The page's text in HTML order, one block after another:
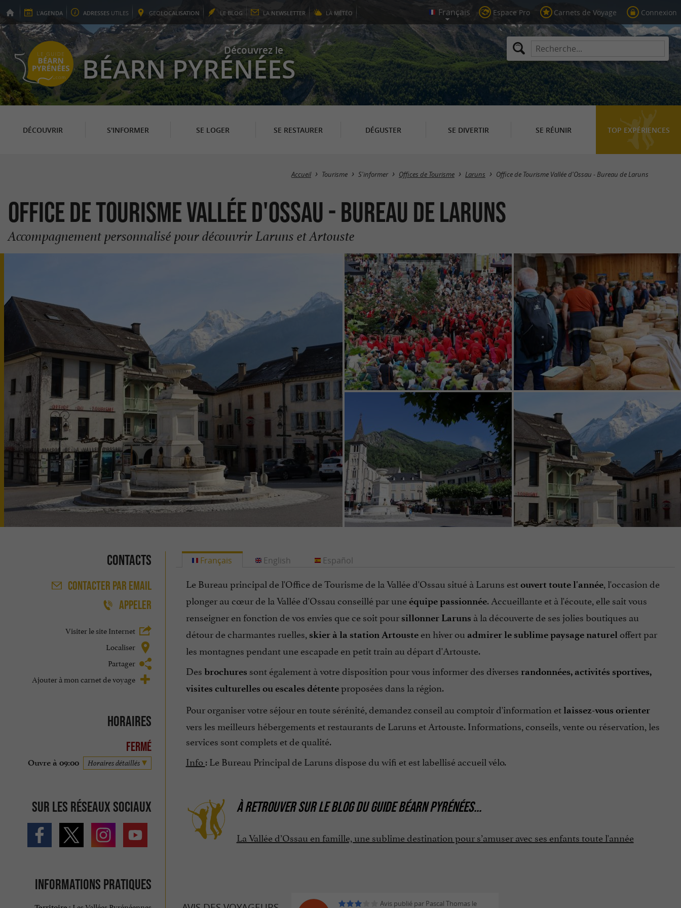
L'AGENDA ADRESSES UTILES GEOLOCALISATION LE BLOG LA NEWSLETTER LA MÉTÉO Espace Pro Carnets de Voyage Connexion
Découvrez le
BÉARN PYRÉNÉES
DÉCOUVRIR S'INFORMER SE LOGER SE RESTAURER DÉGUSTER SE DIVERTIR SE RÉUNIR TOP EXPÉRIENCES
Accueil Tourisme S'informer Offices de Tourisme Laruns Office de Tourisme Vallée d'Ossau - Bureau de Laruns
Office de Tourisme Vallée d'Ossau - Bureau de Laruns
Accompagnement personnalisé pour découvrir Laruns et Artouste
Contacts
CONTACTER PAR EMAIL
APPELER
Visiter le site Internet
Localiser
Partager
Ajouter à mon carnet de voyage
Horaires
Fermé
Ouvre à 09:00 Horaires détaillés
Sur les réseaux sociaux
Informations pratiques
Français
Le Bureau principal de l'Office de Tourisme de la Vallée d'Ossau situé à Laruns estouvert toute l'année, l'occasion de
plonger au cœur de la Vallée d'Ossau conseillé par uneéquipe passionnée. Accueillante et à l'écoute, elle sait vous
renseigner en fonction de vos envies que ce soit pour sillonner Laruns à la découverte de ses jolies boutiques au
détour de charmantes ruelles, skier à la station Artousteen hiver ou admirer le sublime paysage naturel offert par
les montagnes pendant une escapade en petit train au départ d'Artouste.
Des brochures sont également à votre disposition pour vous informer des diverses randonnées, activités sportives,
visites culturelles ou escales détenteproposées dans la région.
Pour organiser votre séjour en toute sérénité, demandez conseil au comptoir d'information etlaissez-vous orienter
vers les meilleurs hébergements et restaurants de Laruns et Artouste. Informations, conseils, vente ou réservation, les
services sont complets et de qualité.
Info: Le Bureau Principal de Laruns dispose du wifi et est labellisé accueil vélo.
À RETROUVER SURLE BLOG DU GUIDE BÉARN PYRÉNÉES...
La Vallée d’Ossau en famille, une sublime destination pour s’amuser avec ses enfants toute l'année
English Español
Avis publié par Pascal Thomas le